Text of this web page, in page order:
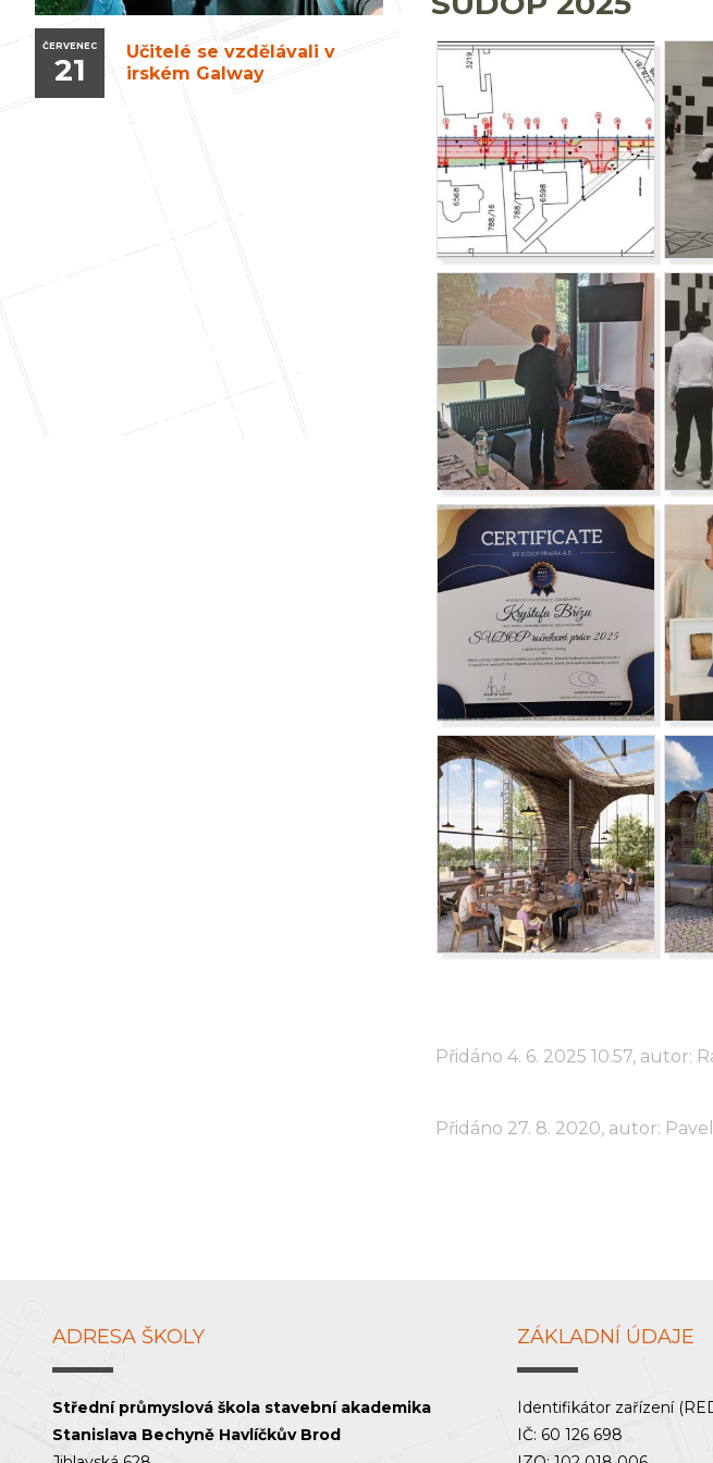
Přidáno 4. 6. 2025 10.57, autor:
Přidáno 27. 8. 2020, autor:
ČERVENEC
21
Učitelé se vzdělávali v
irském Galway
ADRESA ŠKOLY
Střední průmyslová škola stavební akademika
Stanislava Bechyně Havlíčkův Brod
ZÁKLADNÍ ÚDAJE
Identifikátor zařízení
IČ: 60 126 698